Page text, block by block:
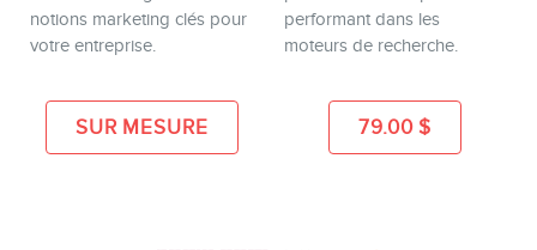
notions marketing clés pour
votre entreprise.
SUR MESURE
performant dans les
moteurs de recherche.
79.00 $